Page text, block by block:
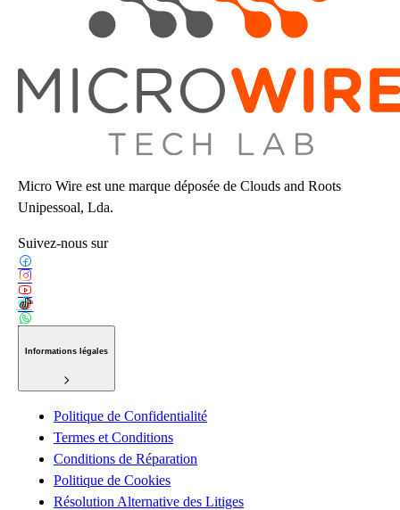
Micro Wire est une marque déposée de Clouds and Roots
Unipessoal, Lda.
Suivez-nous sur
Informations légales
Politique de Confidentialité
Termes et Conditions
Conditions de Réparation
Politique de Cookies
Résolution Alternative des Litiges